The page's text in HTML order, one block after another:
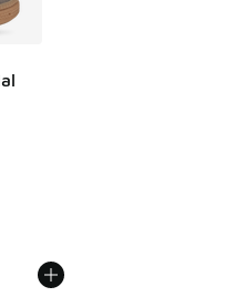
étoiles], 11